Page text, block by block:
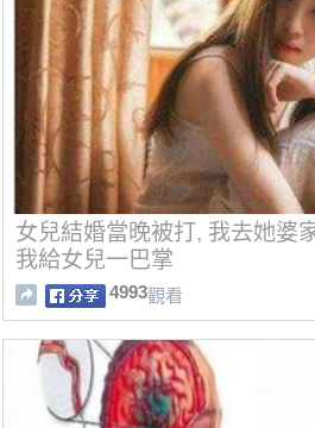
女兒結婚當晚被打, 我去她婆
我給女兒一巴掌
4993觀看